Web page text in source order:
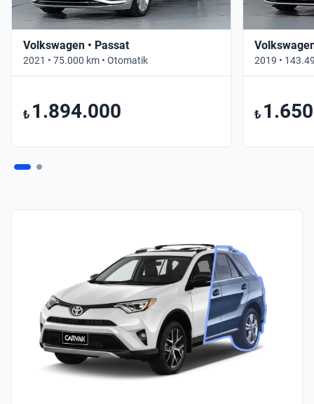
Volkswagen • Passat
2021 • 75.000 km • Otomatik
₺ 1.894.000
2019 •
₺